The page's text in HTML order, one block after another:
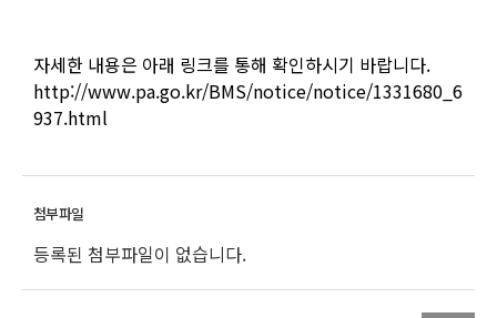
자세한 내용은 아래 링크를 통해 확인하시기 바랍니다.
http://www.pa.go.kr/BMS/notice/notice/1331680_6
937.html
등록된 첨부파일이 없습니다.